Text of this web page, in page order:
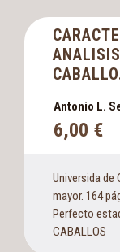
Antonio L.
6,00 €
Universida de
mayor. 164
Perfecto
CABALLOS